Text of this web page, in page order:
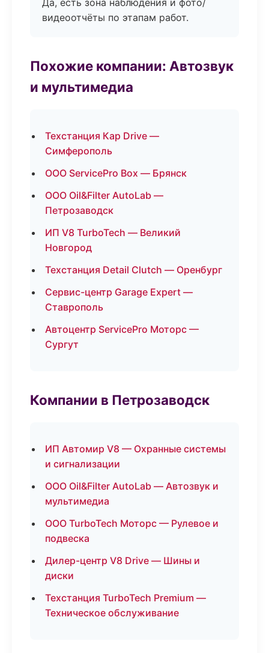
Да, есть зона наблюдения и фото/
видеоотчёты по этапам работ.
Похожие компании: Автозвук
и мультимедиа
Техстанция Кар Drive —
Симферополь
ООО ServicePro Box — Брянск
ООО Oil&Filter AutoLab —
Петрозаводск
ИП V8 TurboTech — Великий
Новгород
Техстанция Detail Clutch — Оренбург
Сервис-центр Garage Expert —
Ставрополь
Автоцентр ServicePro Моторс —
Сургут
Компании в Петрозаводск
ИП Автомир V8 — Охранные системы
и сигнализации
ООО Oil&Filter AutoLab — Автозвук и
мультимедиа
ООО TurboTech Моторс — Рулевое и
подвеска
Дилер-центр V8 Drive — Шины и
диски
Техстанция TurboTech Premium —
Техническое обслуживание